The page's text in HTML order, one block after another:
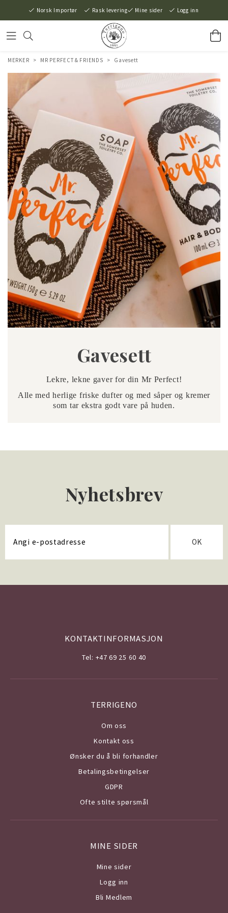
Norsk Importør Rask levering Mine sider Logg inn
MERKER > MR PERFECT & FRIENDS > Gavesett
Gavesett
Lekre, lekne gaver for din Mr Perfect!
Alle med herlige friske dufter og med såper og kremer
som tar ekstra godt vare på huden.
Nyhetsbrev
OK
KONTAKTINFORMASJON
Tel: +47 69 25 60 40
TERRIGENO
Om oss
Kontakt oss
Ønsker du å bli forhandler
Betalingsbetingelser
GDPR
Ofte stilte spørsmål
MINE SIDER
Mine sider
Logg inn
Bli Medlem